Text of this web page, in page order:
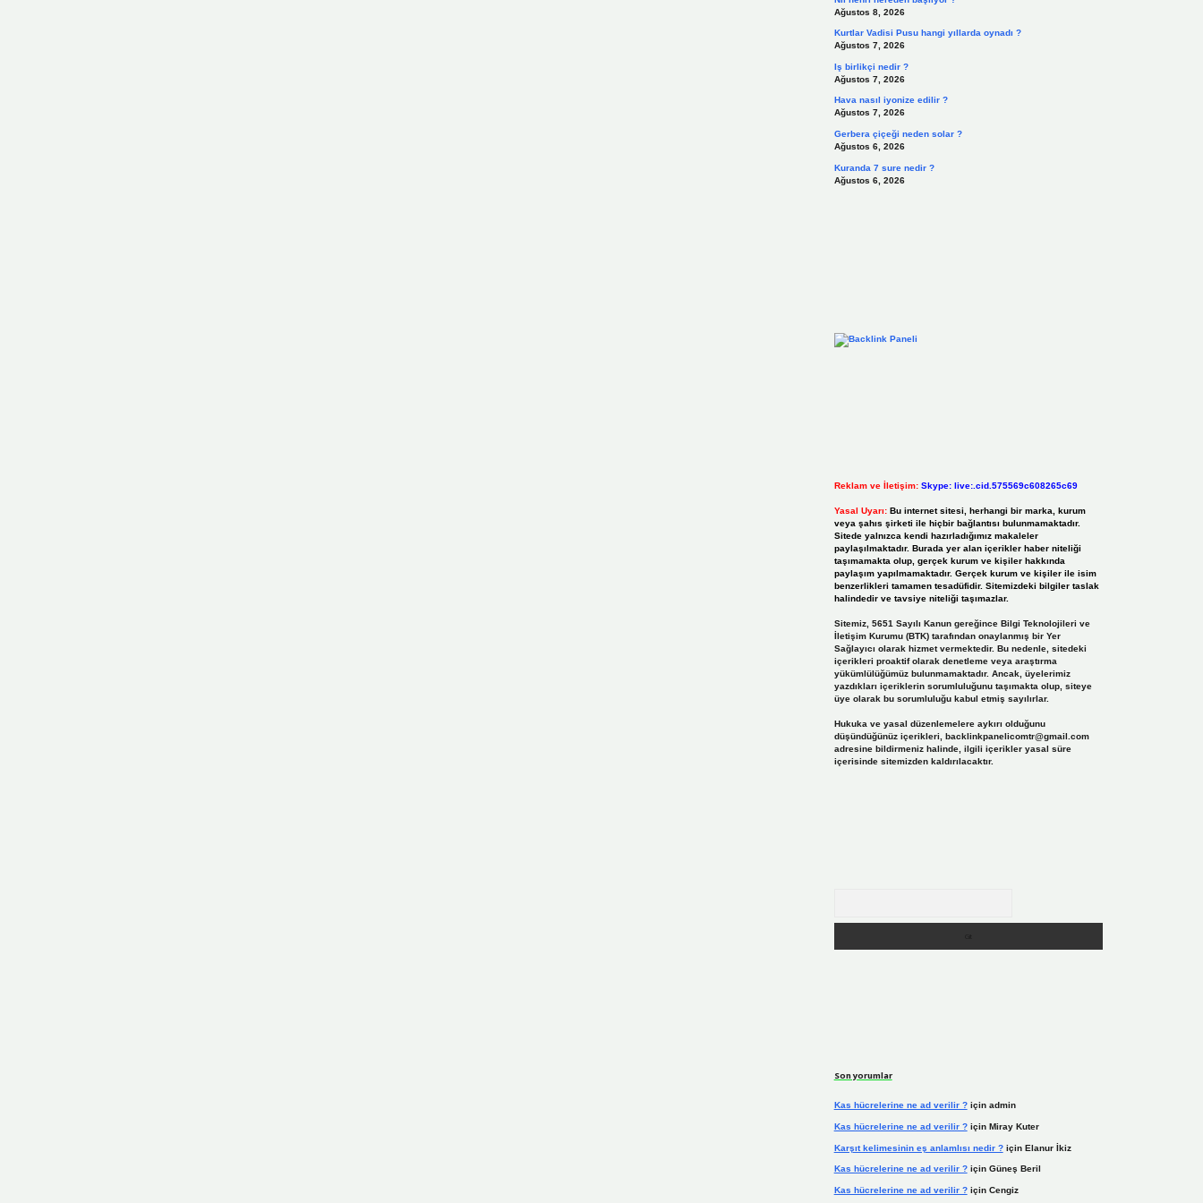
Ağustos 8, 2026
Kurtlar Vadisi Pusu hangi yıllarda oynadı ?
Ağustos 7, 2026
Iş birlikçi nedir ?
Ağustos 7, 2026
Hava nasıl iyonize edilir ?
Ağustos 7, 2026
Gerbera çiçeği neden solar ?
Ağustos 6, 2026
Kuranda 7 sure nedir ?
Ağustos 6, 2026
Reklam ve İletişim: Skype: live:.cid.575569c608265c69
Yasal Uyarı: Bu internet sitesi, herhangi bir marka, kurum
veya şahıs şirketi ile hiçbir bağlantısı bulunmamaktadır.
Sitede yalnızca kendi hazırladığımız makaleler
paylaşılmaktadır. Burada yer alan içerikler haber niteliği
taşımamakta olup, gerçek kurum ve kişiler hakkında
paylaşım yapılmamaktadır. Gerçek kurum ve kişiler ile isim
benzerlikleri tamamen tesadüfidir. Sitemizdeki bilgiler taslak
halindedir ve tavsiye niteliği taşımazlar.
Sitemiz, 5651 Sayılı Kanun gereğince Bilgi Teknolojileri ve
İletişim Kurumu (BTK) tarafından onaylanmış bir Yer
Sağlayıcı olarak hizmet vermektedir. Bu nedenle, sitedeki
içerikleri proaktif olarak denetleme veya araştırma
yükümlülüğümüz bulunmamaktadır. Ancak, üyelerimiz
yazdıkları içeriklerin sorumluluğunu taşımakta olup, siteye
üye olarak bu sorumluluğu kabul etmiş sayılırlar.
Hukuka ve yasal düzenlemelere aykırı olduğunu
düşündüğünüz içerikleri, backlinkpanelicomtr@gmail.com
adresine bildirmeniz halinde, ilgili içerikler yasal süre
içerisinde sitemizden kaldırılacaktır.
Son yorumlar
Kas hücrelerine ne ad verilir ?için admin
Kas hücrelerine ne ad verilir ?için Miray Kuter
Karşıt kelimesinin eş anlamlısı nedir ?için Elanur İkiz
Kas hücrelerine ne ad verilir ?için Güneş Beril
Kas hücrelerine ne ad verilir ?için Cengiz